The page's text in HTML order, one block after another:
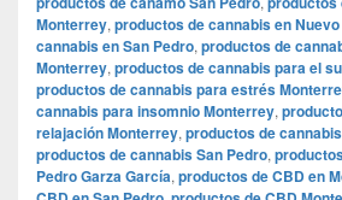
Monterrey, productos de cannabis en
cannabis en San Pedro, productos de
Monterrey, productos de cannabis para el
productos de cannabis para estrés
cannabis para insomnio Monterrey,
relajación Monterrey, productos de
productos de cannabis San Pedro,
Pedro Garza García, productos de CBD en